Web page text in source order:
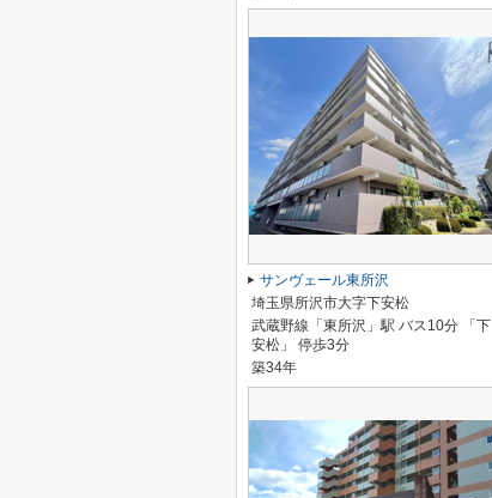
サンヴェール東所沢
埼玉県所沢市大字下安松
武蔵野線「東所沢」駅 バス10分 「下
安松」 停歩3分
築34年